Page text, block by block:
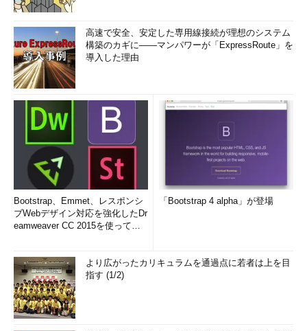
高速で安全、安定した専用線接続が理想のシステム
構築のカギに――マンパワーが「ExpressRoute」を
導入した理由
Bootstrap、Emmet、レスポンシ
ブWebデザイン対応を強化したDr
eamweaver CC 2015を使って
「Bootstrap 4 alpha」が登場
より広がったカリキュラムを通過点に若者は上を目
指す (1/2)